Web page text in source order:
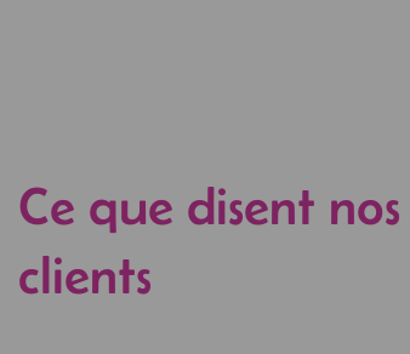
Ce que disent nos
clients